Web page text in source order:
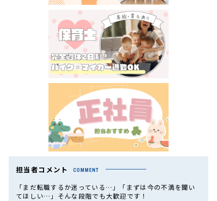
担当者コメント COMMENT
「まだ転職するか迷っている…」「まずは今の不満を聞い
てほしい…」そんな段階でも大歓迎です！